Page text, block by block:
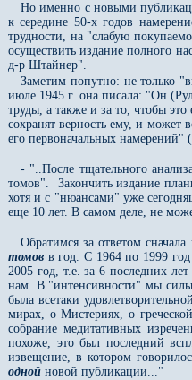
Но именно с новыми
к середине 50-х годов
трудности, на "слабую
осуществить издание полного
д-р Штайнер".
Заметим попутно: не только
июле 1945 г. она писала: "Он
труды, а также и за то, чтобы
сохранят верность ему, и может
его первоначальных намерений" (
- "..После тщательного
томов". Закончить издание
хотя и с "нюансами" уже
еще 10 лет. В самом деле, не
Обратимся за ответом
томов в год. С 1964 по 1999
2005 год, т.е. за 6 последних
нам. В "интенсивности" мы
была всетаки
мирах, о Мистериях, о
собрание медитативных
похоже, это был последний
извещение, в котором
одной новой публикации..."